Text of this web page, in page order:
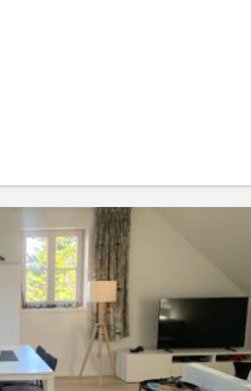
l'université de Louvain-La-
séparée et toute l'intimité
neuve. Belle salle-de-
de domiciliation possible.
d'animaux. Les propriétaires...